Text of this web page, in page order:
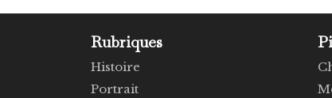
Rubriques
Histoire
Portrait